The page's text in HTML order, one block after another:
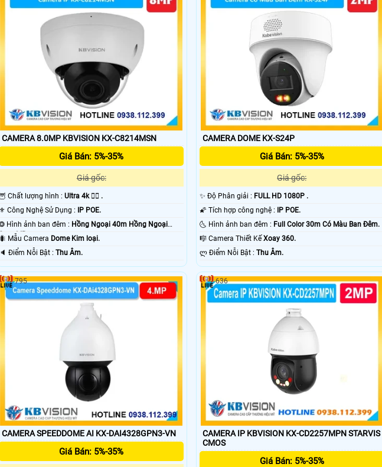
CAMERA 8.0MP KBVISION KX-C8214MSN
Giá Bán: 5%-35%
Giá gốc:
🦉 Chất lượng hình :Ultra 4k 👍🏾 .
⚜️ Công Nghệ Sử Dụng :
IP POE.
❂ Hình ảnh ban đêm : Hồng Ngoại 40m Hồng Ngoại
Smart IR.
🐜 Mẫu Camera Dome Kim loại.
️🔈 Điểm Nỗi Bật :Thu Âm.
CAMERA DOME KX-S24P
Giá Bán: 5%-35%
Giá gốc:
✨ Độ Phân giải : FULL HD 1080P .
🌠 Tích hợp công nghệ :
IP POE.
🌜 Hình ảnh ban đêm : Full Color 30m Có Màu Ban Ðêm.
🎼️ Camera Thiết Kế Xoay 360.
️ლ Điểm Nỗi Bật : Thu Âm.
CAMERA SPEEDDOME AI KX-DAI4328GPN3-VN
Giá Bán: 5%-35%
795
CAMERA IP KBVISION KX-CD2257MPN STARVIS
CMOS
Giá Bán: 5%-35%
636